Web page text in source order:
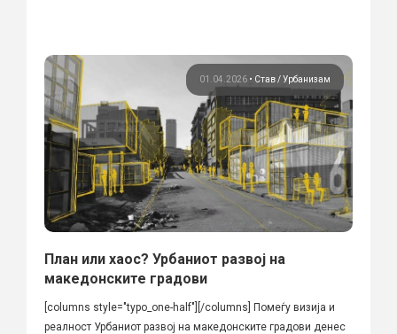
01.04.2026 • Став Урбанизам
План или хаос? Урбаниот развој на
македонските градови
[columns style="typo_one-half"][/columns] Помеѓу визија и
реалност Урбаниот развој на македонските градови денес